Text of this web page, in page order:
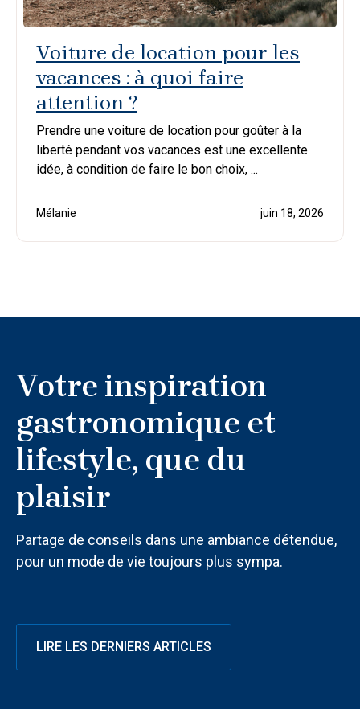
Voiture de location pour les
vacances : à quoi faire
attention ?
Prendre une voiture de location pour goûter à la
liberté pendant vos vacances est une excellente
idée, à condition de faire le bon choix, ...
Mélanie juin 18, 2026
Votre inspiration
gastronomique et
lifestyle, que du
plaisir
Partage de conseils dans une ambiance détendue,
pour un mode de vie toujours plus sympa.
LIRE LES DERNIERS ARTICLES